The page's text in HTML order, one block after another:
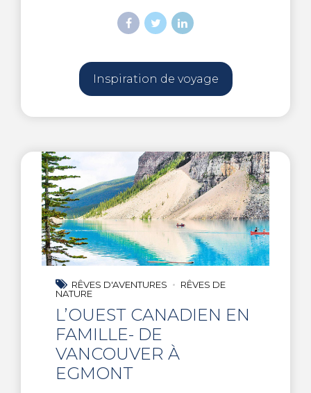
Inspiration de voyage
RÊVES D'AVENTURES
RÊVES DE
NATURE
L’OUEST CANADIEN EN
FAMILLE- DE
VANCOUVER À
EGMONT